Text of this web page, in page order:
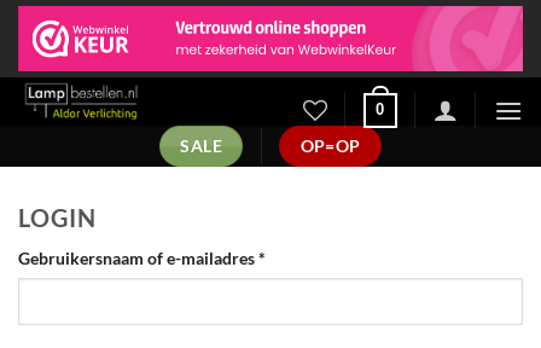
Ga
naar
inhoud
0
SALE OP=OP
LOGIN
Gebruikersnaam of e-mailadres*